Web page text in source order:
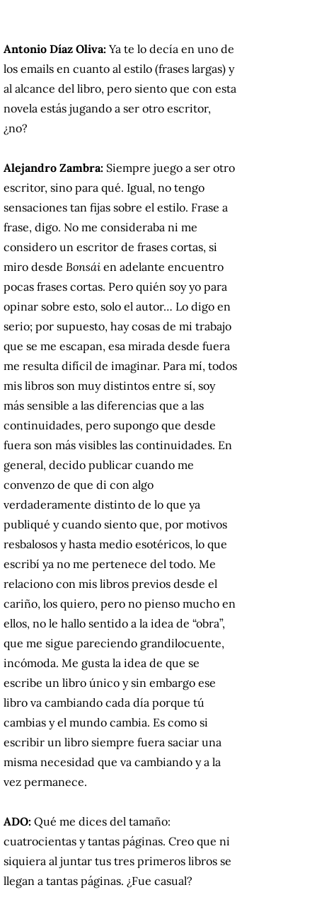
Antonio Díaz Oliva: Ya te lo decía en uno de
los emails en cuanto al estilo (frases largas) y
al alcance del libro, pero siento que con esta
novela estás jugando a ser otro escritor,
¿no?
Alejandro Zambra: Siempre juego a ser otro
escritor, sino para qué. Igual, no tengo
sensaciones tan fijas sobre el estilo. Frase a
frase, digo. No me consideraba ni me
considero un escritor de frases cortas, si
miro desde Bonsái en adelante encuentro
pocas frases cortas. Pero quién soy yo para
opinar sobre esto, solo el autor… Lo digo en
serio; por supuesto, hay cosas de mi trabajo
que se me escapan, esa mirada desde fuera
me resulta difícil de imaginar. Para mí, todos
mis libros son muy distintos entre sí, soy
más sensible a las diferencias que a las
continuidades, pero supongo que desde
fuera son más visibles las continuidades. En
general, decido publicar cuando me
convenzo de que di con algo
verdaderamente distinto de lo que ya
publiqué y cuando siento que, por motivos
resbalosos y hasta medio esotéricos, lo que
escribí ya no me pertenece del todo. Me
relaciono con mis libros previos desde el
cariño, los quiero, pero no pienso mucho en
ellos, no le hallo sentido a la idea de “obra”,
que me sigue pareciendo grandilocuente,
incómoda. Me gusta la idea de que se
escribe un libro único y sin embargo ese
libro va cambiando cada día porque tú
cambias y el mundo cambia. Es como si
escribir un libro siempre fuera saciar una
misma necesidad que va cambiando y a la
vez permanece.
ADO: Qué me dices del tamaño:
cuatrocientas y tantas páginas. Creo que ni
siquiera al juntar tus tres primeros libros se
llegan a tantas páginas. ¿Fue casual?